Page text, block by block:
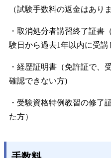
（試験手数料の返金はあり
・取消処分者講習終了証書
験日から過去1年以内に受講
・経歴証明書（免許証で、
確認できない方)
・受験資格特例教習の修了
た方）